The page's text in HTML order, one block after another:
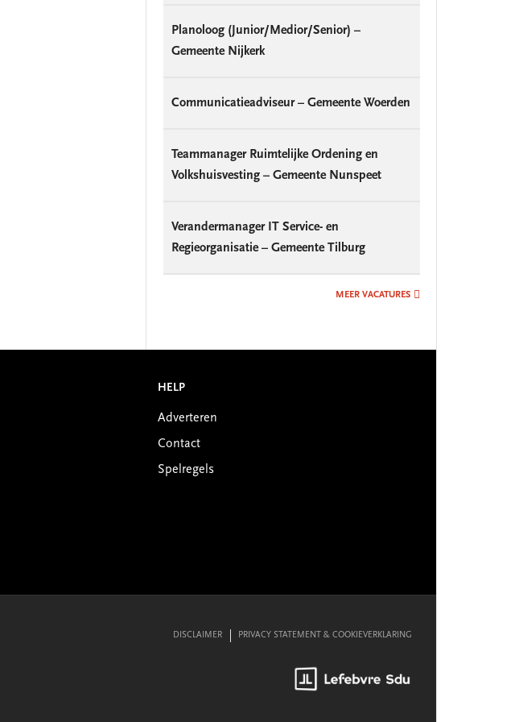
Planoloog (Junior/Medior/Senior) –
Gemeente Nijkerk
Communicatieadviseur – Gemeente Woerden
Teammanager Ruimtelijke Ordening en
Volkshuisvesting – Gemeente Nunspeet
Verandermanager IT Service- en
Regieorganisatie – Gemeente Tilburg
MEER VACATURES
HELP
Adverteren
Contact
Spelregels
DISCLAIMER PRIVACY STATEMENT & COOKIEVERKLARING